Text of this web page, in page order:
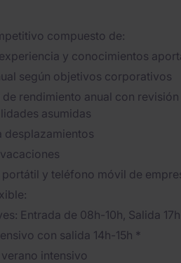
compuesto de:
y conocimientos
según objetivos corporativos
de rendimiento anual con
asumidas
desplazamientos
y teléfono móvil de
Entrada de 08h-10h, Salida
con salida 14h-15h *
intensivo